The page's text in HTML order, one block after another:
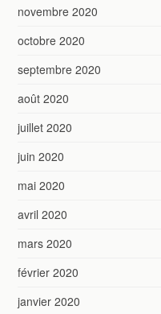
novembre 2020
octobre 2020
septembre 2020
août 2020
juillet 2020
juin 2020
mai 2020
avril 2020
mars 2020
février 2020
janvier 2020